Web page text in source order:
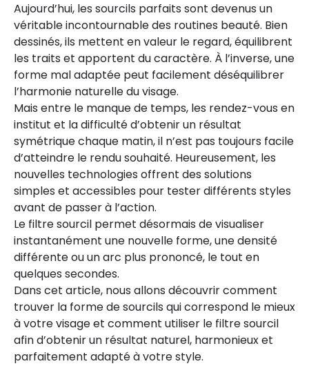
Aujourd’hui, les sourcils parfaits sont devenus un
véritable incontournable des routines beauté. Bien
dessinés, ils mettent en valeur le regard, équilibrent
les traits et apportent du caractère. À l’inverse, une
forme mal adaptée peut facilement déséquilibrer
l’harmonie naturelle du visage.
Mais entre le manque de temps, les rendez-vous en
institut et la difficulté d’obtenir un résultat
symétrique chaque matin, il n’est pas toujours facile
d’atteindre le rendu souhaité. Heureusement, les
nouvelles technologies offrent des solutions
simples et accessibles pour tester différents styles
avant de passer à l’action.
Le filtre sourcil permet désormais de visualiser
instantanément une nouvelle forme, une densité
différente ou un arc plus prononcé, le tout en
quelques secondes.
Dans cet article, nous allons découvrir comment
trouver la forme de sourcils qui correspond le mieux
à votre visage et comment utiliser le filtre sourcil
afin d’obtenir un résultat naturel, harmonieux et
parfaitement adapté à votre style.